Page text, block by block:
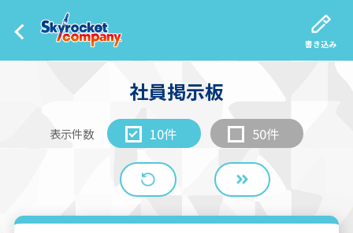
書き込み
社員掲示板
表示件数 10件 50件